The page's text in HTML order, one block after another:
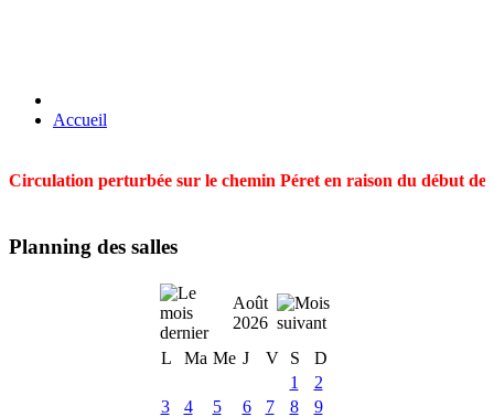
Accueil
Circulation perturbée sur le chemin Péret en raison du début
Planning des salles
Août
2026
L
Ma Me J V S
D
1
2
3
4 5 6 7 8
9